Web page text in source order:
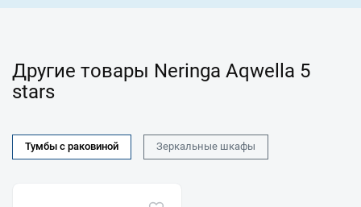
Другие товары Neringa Aqwella 5
stars
Тумбы с раковиной Зеркальные шкафы